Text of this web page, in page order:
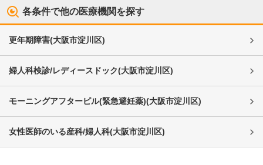
各条件で他の医療機関を探す
更年期障害(大阪市淀川区)
婦人科検診/レディースドック(大阪市淀川区)
モーニングアフターピル(緊急避妊薬)(大阪市淀川区)
女性医師のいる産科/婦人科(大阪市淀川区)